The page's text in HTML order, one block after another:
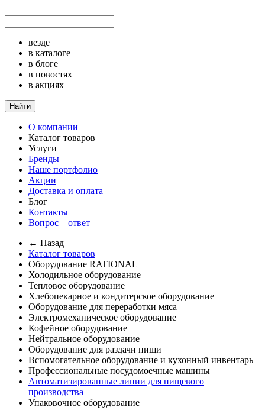
везде
в каталоге
в блоге
в новостях
в акциях
Найти
О компании
Каталог товаров
Услуги
Бренды
Наше портфолио
Акции
Доставка и оплата
Блог
Контакты
Вопрос—ответ
← Назад
Каталог товаров
Оборудование RATIONAL
Холодильное оборудование
Тепловое оборудование
Хлебопекарное и кондитерское оборудование
Оборудование для переработки мяса
Электромеханическое оборудование
Кофейное оборудование
Нейтральное оборудование
Оборудование для раздачи пищи
Вспомогательное оборудование и кухонный инвентарь
Профессиональные посудомоечные машины
Автоматизированные линии для пищевого
производства
Упаковочное оборудование